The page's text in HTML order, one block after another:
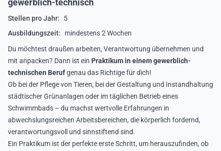
gewerblich-technisch
Stellen pro Jahr:
5
Ausbildungszeit:
mindestens 2 Wochen
Du möchtest draußen arbeiten, Verantwortung übernehmen und
mit anpacken? Dann ist ein Praktikum in einem gewerblich-
technischen Berufgenau das Richtige für dich!
Ob bei der Pflege von Tieren, bei der Gestaltung und Instandhaltung
städtischer Grünanlagen oder im täglichen Betrieb eines
Schwimmbads – du machst wertvolle Erfahrungen in
abwechslungsreichen Arbeitsbereichen, die körperlich fordernd,
verantwortungsvoll und sinnstiftend sind.
Ein Praktikum ist der perfekte erste Schritt, um herauszufinden, ob